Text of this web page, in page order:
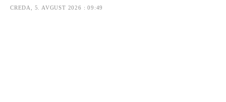
CREDA, 5. AVGUST 2026 : 09:49